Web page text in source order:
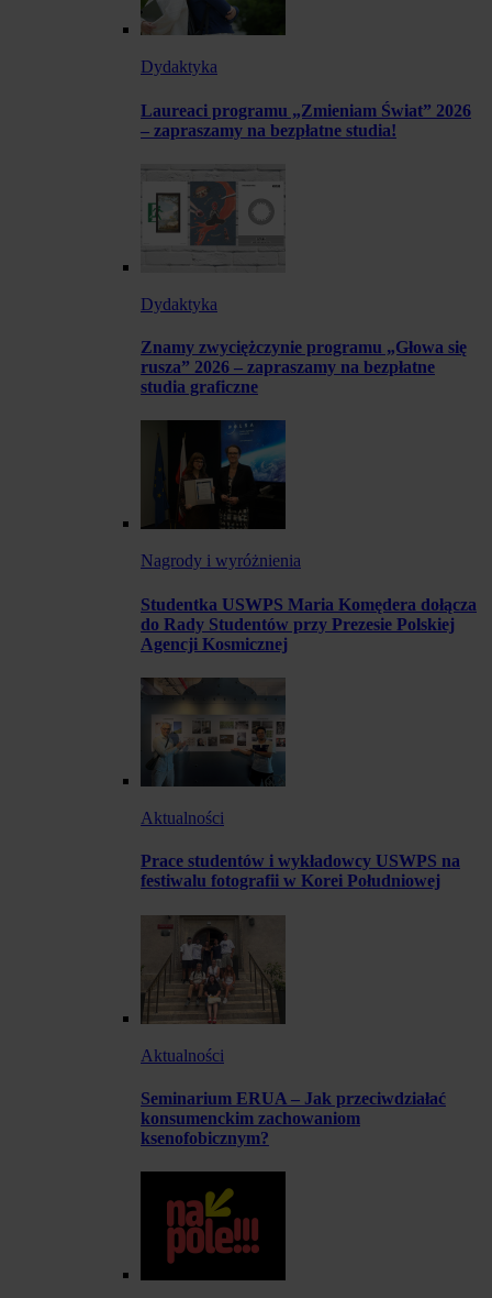
Dydaktyka
Laureaci programu „Zmieniam Świat” 2026
– zapraszamy na bezpłatne studia!
Dydaktyka
Znamy zwyciężczynie programu „Głowa się
rusza” 2026 – zapraszamy na bezpłatne
studia graficzne
Nagrody i wyróżnienia
Studentka USWPS Maria Komędera dołącza
do Rady Studentów przy Prezesie Polskiej
Agencji Kosmicznej
Aktualności
Prace studentów i wykładowcy USWPS na
festiwalu fotografii w Korei Południowej
Aktualności
Seminarium ERUA – Jak przeciwdziałać
konsumenckim zachowaniom
ksenofobicznym?